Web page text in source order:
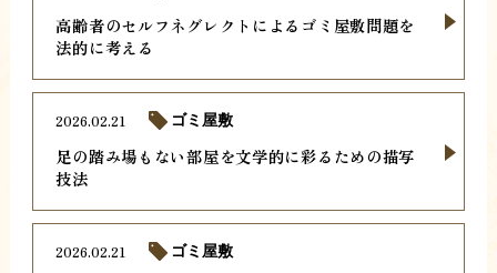
高齢者のセルフネグレクトによるゴミ屋敷問題を
法的に考える
足の踏み場もない部屋を文学的に彩るための描写
技法
2026.02.21 ゴミ屋敷
2026.02.21 ゴミ屋敷